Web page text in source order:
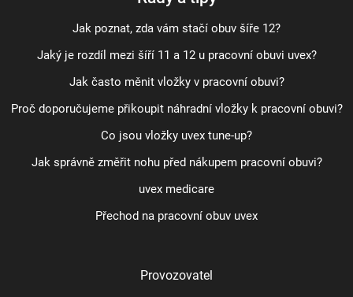
Jak poznat, zda vám stačí obuv šíře 12?
Jaký je rozdíl mezi šíří 11 a 12 u pracovní obuvi uvex?
Jak často měnit vložky v pracovní obuvi?
Proč doporučujeme přikoupit náhradní vložky k pracovní obuvi?
Co jsou vložky uvex tune-up?
Jak správně změřit nohu před nákupem pracovní obuvi?
uvex medicare
Přechod na pracovní obuv uvex
Provozovatel